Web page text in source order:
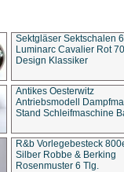
Sektgläser Sektschalen
Luminarc Cavalier Rot
Design Klassiker
Antikes Oesterwitz
Antriebsmodell
Stand Schleifmaschine
R&b Vorlegebesteck
Silber Robbe & Berking
Rosenmuster 6 Tlg.